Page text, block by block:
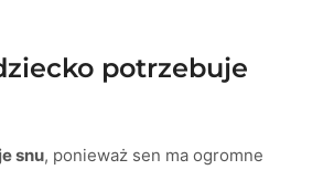
potrzebuje
snu, ponieważ sen ma ogromne